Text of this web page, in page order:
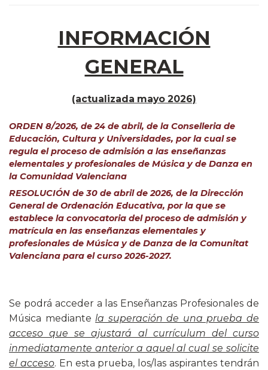
INFORMACIÓN
GENERAL
(actualizada mayo 2026)
ORDEN 8/2026, de 24 de abril, de la Conselleria de
Educación, Cultura y Universidades, por la cual se
regula el proceso de admisión a las enseñanzas
elementales y profesionales de Música y de Danza en
la Comunidad Valenciana
RESOLUCIÓN de 30 de abril de 2026, de la Dirección
General de Ordenación Educativa, por la que se
establece la convocatoria del proceso de admisión y
matrícula en las enseñanzas elementales y
profesionales de Música y de Danza de la Comunitat
Valenciana para el curso 2026-2027.
Se podrá acceder a las Enseñanzas Profesionales de
Música mediantela superación de una prueba de
acceso que se ajustará al currículum del curso
inmediatamente anterior a aquel al cual se solicite
el acceso. En esta prueba, los/las aspirantes tendrán